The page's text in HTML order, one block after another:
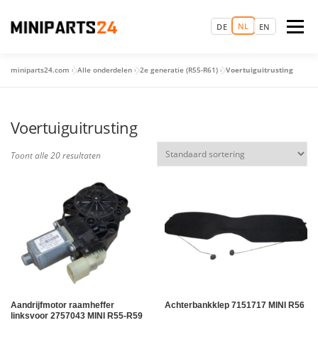
DE NL EN
naar
Menu
RESERVEONDERDELEN
miniparts24.com »Alle onderdelen »2e generatie (R55-R61) »Voertuiguitrusting
Voertuiguitrusting
Toont alle 20 resultaten
Aandrijfmotor raamheffer
linksvoor 2757043 MINI R55-R59
Achterbankklep 7151717 MINI R56